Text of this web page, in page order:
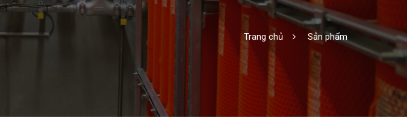
Trang chủ Sản phẩm